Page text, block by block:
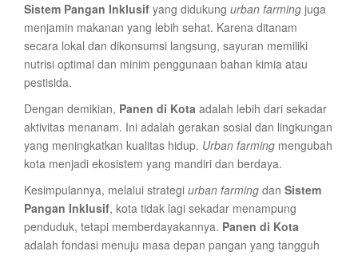
Sistem Pangan Inklusif yang didukung urban farming juga
menjamin makanan yang lebih sehat. Karena ditanam
secara lokal dan dikonsumsi langsung, sayuran memiliki
nutrisi optimal dan minim penggunaan bahan kimia atau
pestisida.
Dengan demikian, Panen di Kota adalah lebih dari sekadar
aktivitas menanam. Ini adalah gerakan sosial dan lingkungan
yang meningkatkan kualitas hidup. Urban farming mengubah
kota menjadi ekosistem yang mandiri dan berdaya.
Kesimpulannya, melalui strategi urban farming dan Sistem
Pangan Inklusif, kota tidak lagi sekadar menampung
penduduk, tetapi memberdayakannya. Panen di Kota
adalah fondasi menuju masa depan pangan yang tangguh